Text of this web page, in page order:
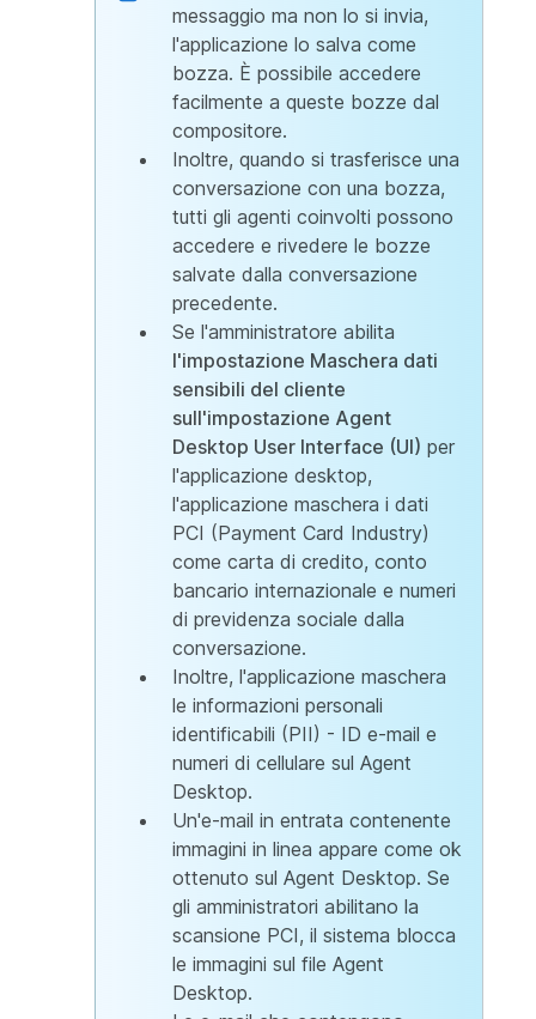
messaggio ma non lo si invia,
l'applicazione lo salva come
bozza. È possibile accedere
facilmente a queste bozze dal
compositore.
Inoltre, quando si trasferisce una
conversazione con una bozza,
tutti gli agenti coinvolti possono
accedere e rivedere le bozze
salvate dalla conversazione
precedente.
Se l'amministratore abilita
l'impostazione Maschera dati
sensibili del cliente
sull'impostazione Agent
Desktop User Interface (UI) per
l'applicazione desktop,
l'applicazione maschera i dati
PCI (Payment Card Industry)
come carta di credito, conto
bancario internazionale e numeri
di previdenza sociale dalla
conversazione.
Inoltre, l'applicazione maschera
le informazioni personali
identificabili (PII) - ID e-mail e
numeri di cellulare sul Agent
Desktop.
Un'e-mail in entrata contenente
immagini in linea appare come ok
ottenuto sul Agent Desktop. Se
gli amministratori abilitano la
scansione PCI, il sistema blocca
le immagini sul file Agent
Desktop.